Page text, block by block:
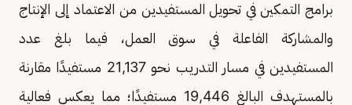
برامج التمكين في تحويل المستفيدين من الاعتماد إلى الإنتاج
والمشاركة الفاعلة في سوق العمل، فيما بلغ عدد
المستفيدين في مسار التدريب نحو 21,137 مستفيدًا مقارنة
بالمستهدف البالغ 19,446 مستفيدًا؛ مما يعكس فعالية